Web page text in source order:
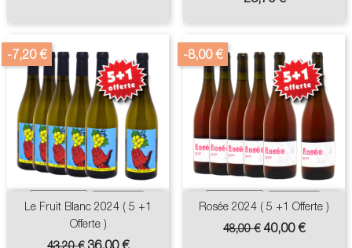
Le Fruit Blanc 2024 ( 5 +1
Offerte )
Prix
43,20 €
-7,20 €
Prix
36,00 €
Rosée 2024 ( 5 +1 Offerte )
Prix
48,00 €
-8,00 €
Prix
40,00 €